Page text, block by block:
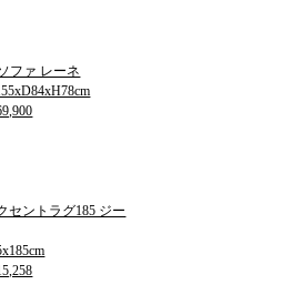
ファ レーネ
セントラグ185 ジー